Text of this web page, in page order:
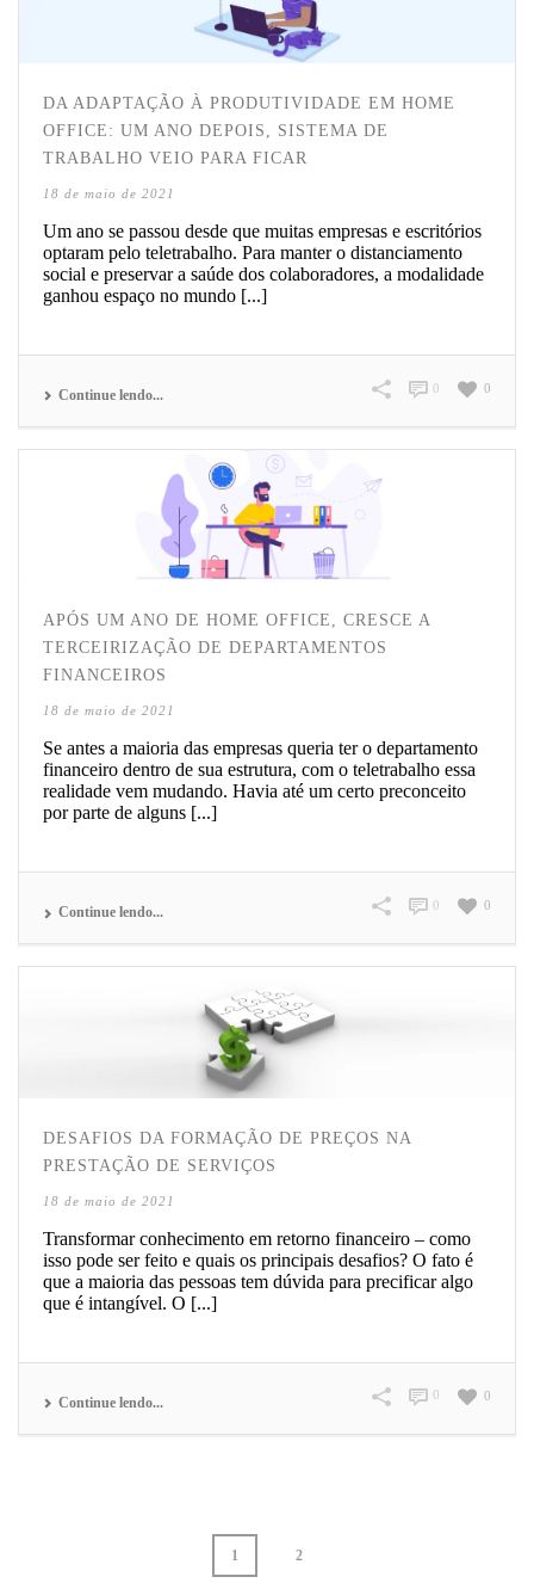
DA ADAPTAÇÃO À PRODUTIVIDADE EM HOME
OFFICE: UM ANO DEPOIS, SISTEMA DE
TRABALHO VEIO PARA FICAR
18 de maio de 2021
Um ano se passou desde que muitas empresas e escritórios
optaram pelo teletrabalho. Para manter o distanciamento
social e preservar a saúde dos colaboradores, a modalidade
ganhou espaço no mundo [...]
Continue lendo... 0
0
APÓS UM ANO DE HOME OFFICE, CRESCE A
TERCEIRIZAÇÃO DE DEPARTAMENTOS
FINANCEIROS
18 de maio de 2021
Se antes a maioria das empresas queria ter o departamento
financeiro dentro de sua estrutura, com o teletrabalho essa
realidade vem mudando. Havia até um certo preconceito
por parte de alguns [...]
Continue lendo... 0
0
DESAFIOS DA FORMAÇÃO DE PREÇOS NA
PRESTAÇÃO DE SERVIÇOS
18 de maio de 2021
Transformar conhecimento em retorno financeiro – como
isso pode ser feito e quais os principais desafios? O fato é
que a maioria das pessoas tem dúvida para precificar algo
que é intangível. O [...]
Continue lendo... 0
0
1 2